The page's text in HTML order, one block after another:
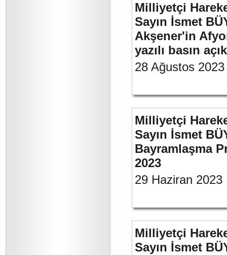
Milliyetçi
Sayın İsmet
Akşener'in
yazılı basın
28 Ağustos 2023
Milliyetçi
Sayın İsmet
Bayramlaşma
2023
29 Haziran 2023
Milliyetçi
Sayın İsmet